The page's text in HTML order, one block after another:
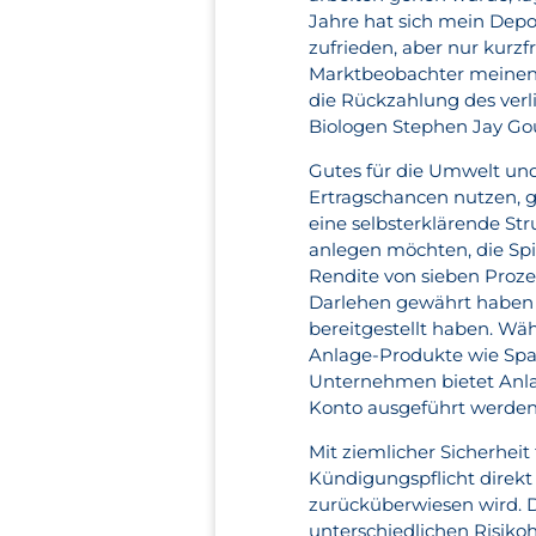
Jahre hat sich mein
zufrieden, aber nur
Marktbeobachter
die Rückzahlung des
Biologen Stephen Jay
Gutes für die Umwelt
Ertragschancen nutzen,
eine selbsterklärende
anlegen möchten, die
Rendite von sieben
Darlehen gewährt
bereitgestellt haben.
Anlage-Produkte wie
Unternehmen bietet
Konto ausgeführt
Mit ziemlicher
Kündigungspflicht
zurücküberwiesen wird.
unterschiedlichen